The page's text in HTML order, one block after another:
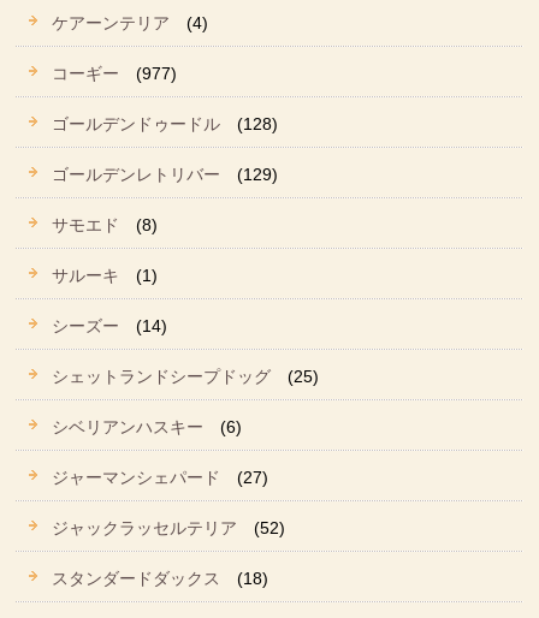
ケアーンテリア (4)
コーギー (977)
ゴールデンドゥードル (128)
ゴールデンレトリバー (129)
サモエド (8)
サルーキ (1)
シーズー (14)
シェットランドシープドッグ (25)
シベリアンハスキー (6)
ジャーマンシェパード (27)
ジャックラッセルテリア (52)
スタンダードダックス (18)